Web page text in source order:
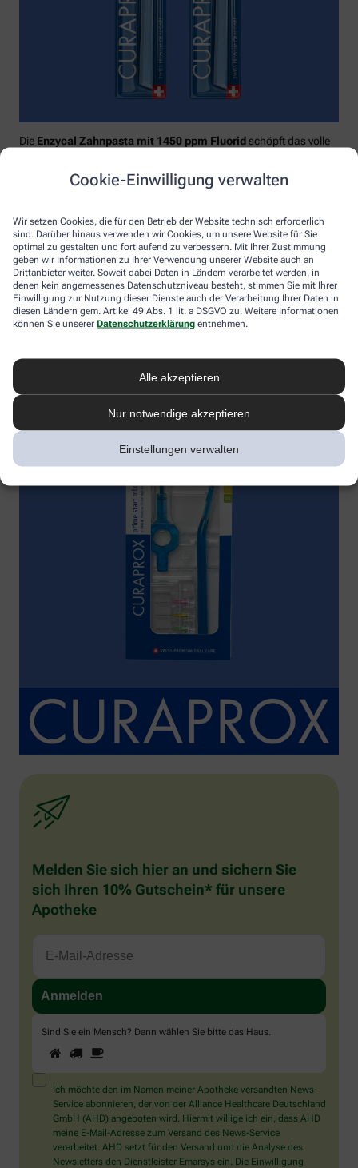
Cookie-Einwilligung verwalten
Wir setzen Cookies, die für den Betrieb der Website technisch erforderlich
sind. Darüber hinaus verwenden wir Cookies, um unsere Website für Sie
optimal zu gestalten und fortlaufend zu verbessern. Mit Ihrer Zustimmung
geben wir Informationen zu Ihrer Verwendung unserer Website auch an
Drittanbieter weiter. Soweit dabei Daten in Ländern verarbeitet werden, in
denen kein angemessenes Datenschutzniveau besteht, stimmen Sie mit Ihrer
Einwilligung zur Nutzung dieser Dienste auch der Verarbeitung Ihrer Daten in
diesen Ländern gem. Artikel 49 Abs. 1 lit. a DSGVO zu. Weitere Informationen
können Sie unserer Datenschutzerklärung entnehmen.
Alle akzeptieren
Nur notwendige akzeptieren
Einstellungen verwalten
Die Enzycal Zahnpasta mit 1450 ppm Fluorid schöpft das volle
Enzymen deine körpereigenen Abwehrkräfte.
Interdentalbürsten „prime“
reinigen den gesamten kritischen
Zahnzwischenraum effektiv und verletzungsfrei: vom
Zahnfleischrand über die konkaven Nischen bis direkt unter die
Kontaktstelle. Selbst kleinste Interdentalräume werden ohne
Verletzungsgefahr behandelt – dank Cural®, dem hauchdünnen
und extrastarken Chirurgendraht, mit dem eine einzige
Reinigungsbewegung ausreicht: einmal rein und raus. Fertig.
Das House of Mouth bündelt dieses Wissen – und macht
Melden Sie sich hier an und sichern Sie
sich Ihren 10% Gutschein* für unsere
Apotheke
Sind Sie ein Mensch? Dann wählen Sie bitte das Haus
Sie
ein
Mensch?
Dann
wählen
Sie
bitte
das
1 2
Ich möchte den im Namen meiner Apotheke versandten News-
Service abonnieren, der von der Alliance Healthcare Deutschland
GmbH (AHD) angeboten wird. Hiermit willige ich ein, dass AHD
meine E-Mail-Adresse zum Versand des News-Service
verarbeitet. AHD setzt für den Versand und die Analyse des
Newsletters den Dienstleister Emarsys ein. Die Einwilligung